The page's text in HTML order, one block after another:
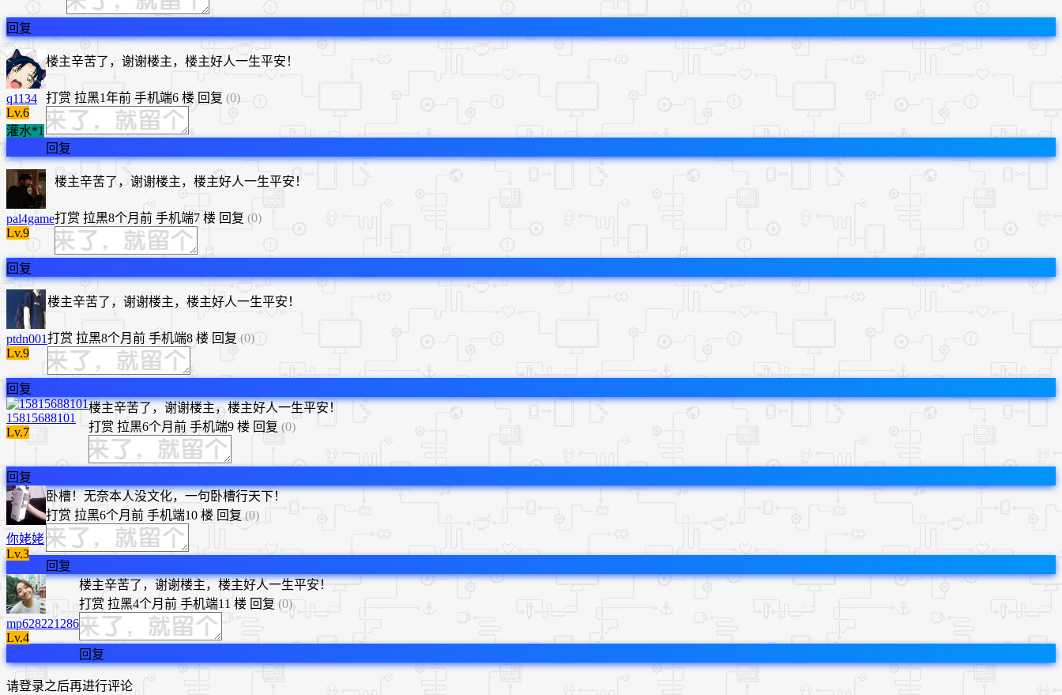
回复
q1134
Lv.6
灌水*1
楼主辛苦了，谢谢楼主，楼主好人一生平安！
打赏 拉黑1年前 手机端6 楼 回复 (0)
回复
pal4game
Lv.9
楼主辛苦了，谢谢楼主，楼主好人一生平安！
打赏 拉黑8个月前 手机端7 楼 回复 (0)
回复
ptdn001
Lv.9
楼主辛苦了，谢谢楼主，楼主好人一生平安！
打赏 拉黑8个月前 手机端8 楼 回复 (0)
回复
15815688101
Lv.7
​楼主辛苦了，谢谢楼主，楼主好人一生平安！
打赏 拉黑6个月前 手机端9 楼 回复 (0)
回复
你姥姥
Lv.3
卧槽！无奈本人没文化，一句卧槽行天下！
打赏 拉黑6个月前 手机端10 楼 回复 (0)
回复
mp628221286
Lv.4
​楼主辛苦了，谢谢楼主，楼主好人一生平安！
打赏 拉黑4个月前 手机端11 楼 回复 (0)
回复
请登录之后再进行评论